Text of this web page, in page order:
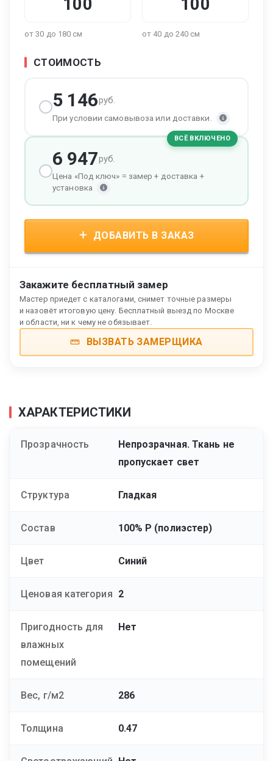
от 30 до 180 см от 40 до 240 см
СТОИМОСТЬ
5 146руб.
При условии самовывоза или доставки.
ВСЁ ВКЛЮЧЕНО
6 947руб.
Цена «Под ключ» = замер + доставка +
установка
ДОБАВИТЬ В ЗАКАЗ
Закажите бесплатный замер
Мастер приедет с каталогами, снимет точные размеры
и назовёт итоговую цену. Бесплатный выезд по Москве
и области, ни к чему не обязывает.
ВЫЗВАТЬ ЗАМЕРЩИКА
ХАРАКТЕРИСТИКИ
Прозрачность
Непрозрачная. Ткань не
пропускает свет
Структура Гладкая
Состав 100% Р (полиэстер)
Цвет Синий
Ценовая категория 2
Пригодность для
влажных
помещений
Нет
Вес, г/м2 286
Толщина 0.47